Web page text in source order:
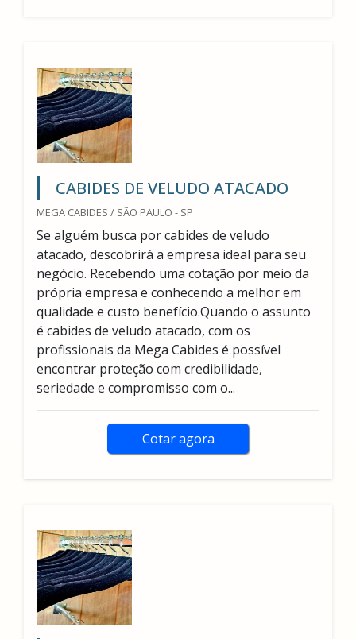
CABIDES DE VELUDO ATACADO
MEGA CABIDES / SÃO PAULO - SP
Se alguém busca por cabides de veludo
atacado, descobrirá a empresa ideal para seu
negócio. Recebendo uma cotação por meio da
própria empresa e conhecendo a melhor em
qualidade e custo benefício.Quando o assunto
é cabides de veludo atacado, com os
profissionais da Mega Cabides é possível
encontrar proteção com credibilidade,
seriedade e compromisso com o...
Cotar agora